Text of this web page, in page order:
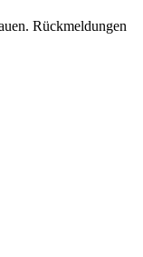
Rückmeldungen